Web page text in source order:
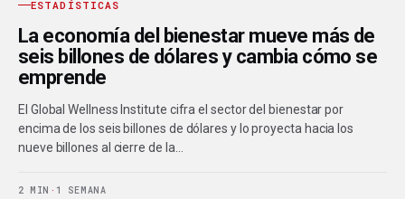
ESTADÍSTICAS
La economía del bienestar mueve más de
seis billones de dólares y cambia cómo se
emprende
El Global Wellness Institute cifra el sector del bienestar por
encima de los seis billones de dólares y lo proyecta hacia los
nueve billones al cierre de la…
2 MIN · 1 SEMANA